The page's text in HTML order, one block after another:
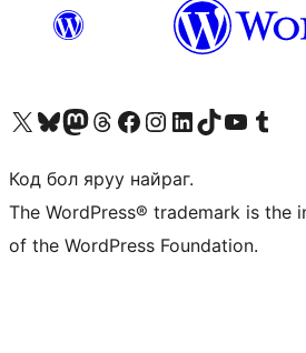
Visit our X (formerly Twitter) account
Visit our Bluesky account
Visit our Mastodon account
Visit our Threads account
Манай фэйсбүүк хуудсаар зочилно ууМанай Instagram хаягаар зочилно уу Манай LinkedIn хаягаар зочилно ууVisit our TikTok account
Манай YouTube сувгаар зочилно уу Visit our
Код бол яруу найраг.
The WordPress® trademark is the
of the WordPress Foundation.